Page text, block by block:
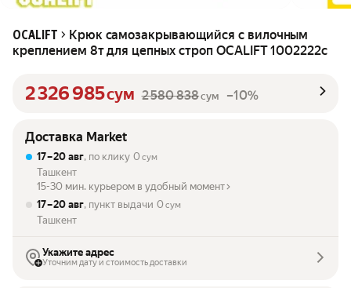
OCALIFT
Крюк самозакрывающийся с вилочным
креплением 8т для цепных строп OCALIFT 1002222c
2 326 985сум 2 580 838сум –10%
Доставка Market
17 – 20 авг, по клику 0 сум
Ташкент
15-30 мин. курьером в удобный момент
17 – 20 авг, пункт выдачи 0 сум
Ташкент
Укажите адрес
Уточним дату и стоимость доставки